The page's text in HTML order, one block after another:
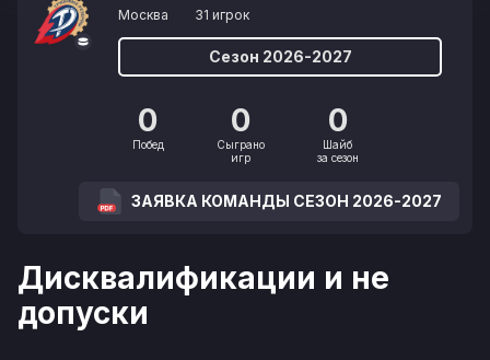
Москва 31 игрок
Сезон 2026-2027
0
Побед
0
Сыграно
игр
0
Шайб
за сезон
ЗАЯВКА КОМАНДЫ СЕЗОН 2026-2027
Дисквалификации и не
допуски